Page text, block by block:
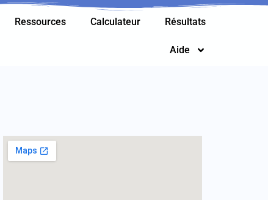
Ressources Calculateur Résultats
Aide